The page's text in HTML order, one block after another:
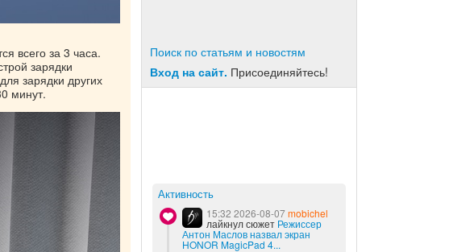
всего за 3 часа.
зарядки
зарядки других
минут.
Поиск по статьям и новостям
Вход на сайт. Присоединяйтесь!
Активность
15:32 2026-08-07mobichel
лайкнул сюжет Режиссер
Антон Маслов назвал экран
HONOR MagicPad 4...